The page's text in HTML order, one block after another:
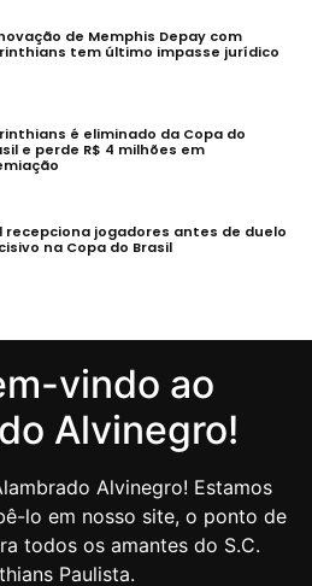
de Memphis Depay com
tem último impasse jurídico
é eliminado da Copa do
e perde R$ 4 milhões em
recepciona jogadores antes de duelo
na Copa do Brasil
vindo ao
Alvinegro!
Alvinegro! Estamos
lo em nosso site, o ponto de
todos os amantes do S.C.
Paulista.